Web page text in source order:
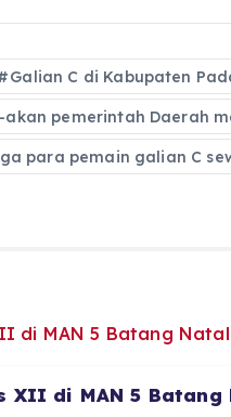
Galian C di Kabupaten
akan pemerintah Daerah
para pemain galian C
XII di MAN 5 Batang